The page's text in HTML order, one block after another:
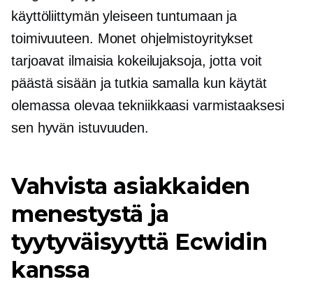
käyttöliittymän yleiseen tuntumaan ja
toimivuuteen. Monet ohjelmistoyritykset
tarjoavat ilmaisia ​​kokeilujaksoja, jotta voit
päästä sisään ja tutkia samalla kun käytät
olemassa olevaa tekniikkaasi varmistaaksesi
sen hyvän istuvuuden.
Vahvista asiakkaiden
menestystä ja
tyytyväisyyttä Ecwidin
kanssa